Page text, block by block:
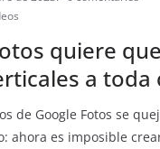
quiere
a toda
de Google Fotos se
ahora es imposible